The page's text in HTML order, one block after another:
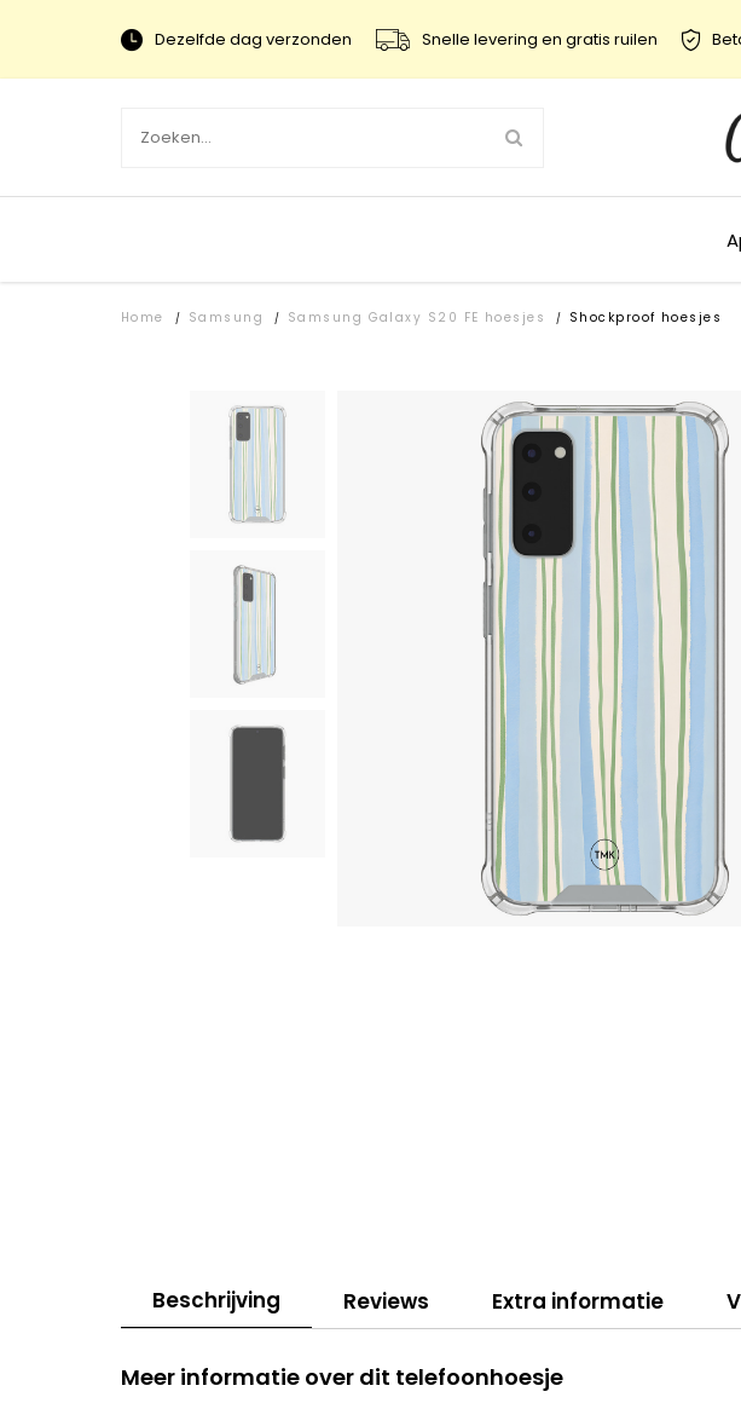
Dezelfde dag verzonden Snelle levering en gratis ruilen
Home / Samsung / Samsung Galaxy S20 FE hoesjes / Shockproof hoesjes
Beschrijving Reviews Extra informatie
Meer informatie over dit telefoonhoesje